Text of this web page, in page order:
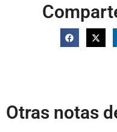
Otras notas